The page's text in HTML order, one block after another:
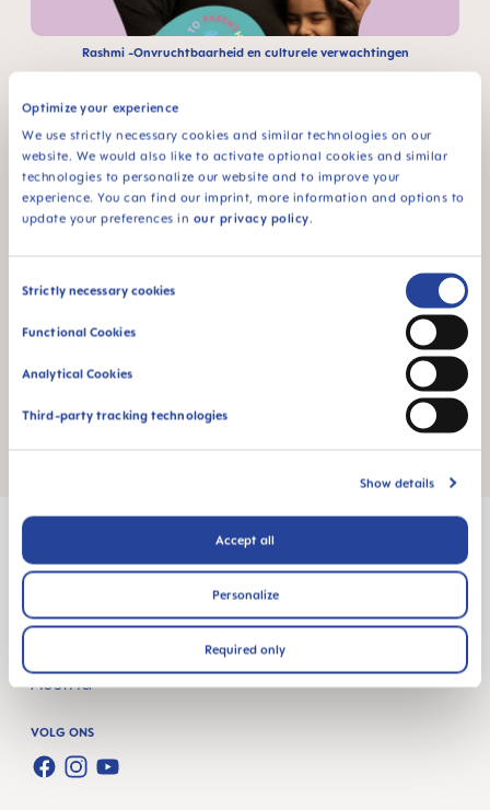
Optimize your experience
We use strictly necessary cookies and similar technologies on our
website. We would also like to activate optional cookies and similar
technologies to personalize our website and to improve your
experience. You can find our imprint, more information and options to
update your preferences in our privacy policy.
Consent
Strictly necessary cookies
Functional Cookies
Analytical Cookies
Third-party tracking technologies
Show details
Accept all
Personalize
Required only
Rashmi -Onvruchtbaarheid en culturele verwachtingen
MAM Babyartikel GesmbH
Lorenz-Mandl-Gasse 50
Austria
VOLG ONS
FACEBOOK
INSTAGRAM
YOUTUBE